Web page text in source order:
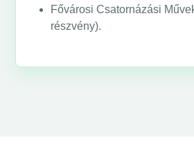
Fővárosi Csatornázási
részvény).